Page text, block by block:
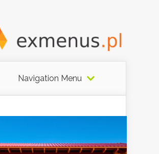
Navigation Menu